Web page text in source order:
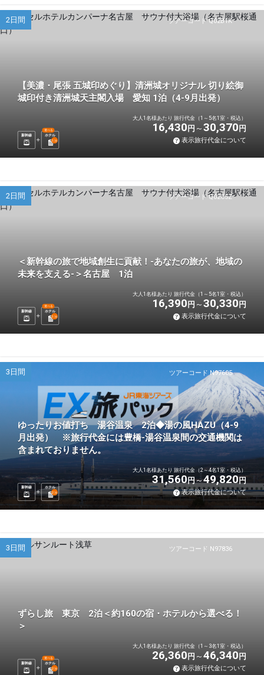
ツアーコード Q02B1K
2日間
【美濃・尾張 五城印めぐり】清洲城オリジナル 切り絵御
城印付き清洲城天主閣入場 愛知 1泊（4-9月出発）
新幹線 ホテル
選べる
1 泊
大人1名様あたり 旅行代金（1～5名1室・税込）
16,430 円 30,370 円
表示旅行代金について
ツアーコード Q02C5Z
2日間
＜新幹線の旅で地域創生に貢献！-あなたの旅が、地域の
未来を支える-＞名古屋 1泊
新幹線 ホテル
選べる
1 泊
大人1名様あたり 旅行代金（1～5名1室・税込）
16,390 円 30,330 円
表示旅行代金について
ツアーコード N97605
3日間
ゆったりお値打ち 湯谷温泉 2泊◆湯の風HAZU（4-9
月出発） ※旅行代金には豊橋-湯谷温泉間の交通機関は
含まれておりません。
新幹線
ホテル
2泊
大人1名様あたり 旅行代金（2～4名1室・税込）
31,560円 49,820円
表示旅行代金について
ツアーコード N97836
3日間
ずらし旅 東京 2泊＜約160の宿・ホテルから選べる！
＞
新幹線 ホテル
選べる
2泊
大人1名様あたり 旅行代金（1～3名1室・税込）
26,360 円 46,340 円
表示旅行代金について